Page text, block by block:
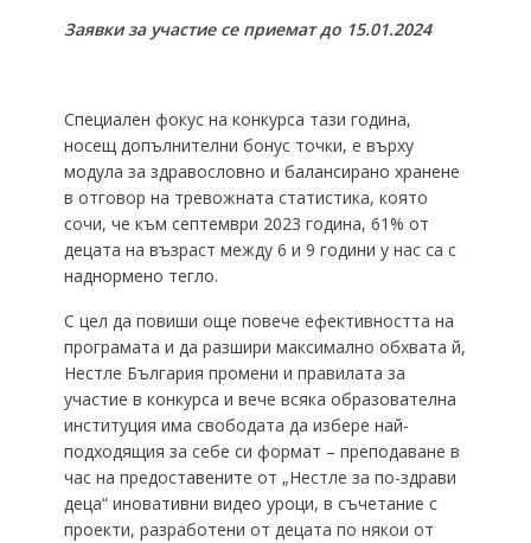
Заявки за участие се приемат до 15.01.2024
Специален фокус на конкурса тази година,
носещ допълнителни бонус точки, е върху
модула за здравословно и балансирано хранене
в отговор на тревожната статистика, която
сочи, че към септември 2023 година, 61% от
децата на възраст между 6 и 9 години у нас са с
наднормено тегло.
С цел да повиши още повече ефективността на
програмата и да разшири максимално обхвата й,
Нестле България промени и правилата за
участие в конкурса и вече всяка образователна
институция има свободата да избере най-
подходящия за себе си формат – преподаване в
час на предоставените от „Нестле за по-здрави
деца“ иновативни видео уроци, в съчетание с
проекти, разработени от децата по някои от